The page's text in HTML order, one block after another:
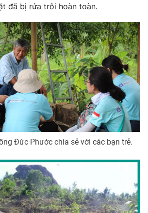
Infographic
Shorts video
VTV Thể thao
Bất động sản
Tấm lòng Việt
VTV8
English
đã bị rửa trôi hoàn toàn.
Đức Phước chia sẻ với các bạn trẻ.